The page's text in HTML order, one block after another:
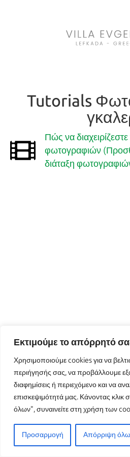
Εκτιμούμε το απόρρητό
Χρησιμοποιούμε cookies για να
περιήγησής σας, να προβάλλουμε
διαφημίσεις ή περιεχόμενο και να
επισκεψιμότητά μας. Κάνοντας
όλων", συναινείτε στη χρήση των
Προσαρμογή Απόρριψη
Tutorials
Πώς να διαχειρίζεστε
φωτογραφιών
διάταξη